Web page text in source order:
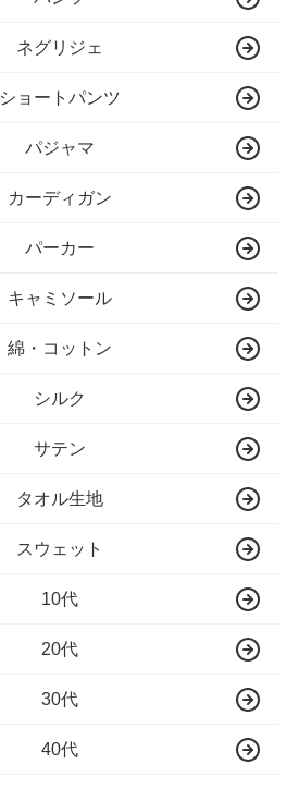
ネグリジェ
ショートパンツ
パジャマ
カーディガン
パーカー
キャミソール
綿・コットン
シルク
サテン
タオル生地
スウェット
10代
20代
30代
40代